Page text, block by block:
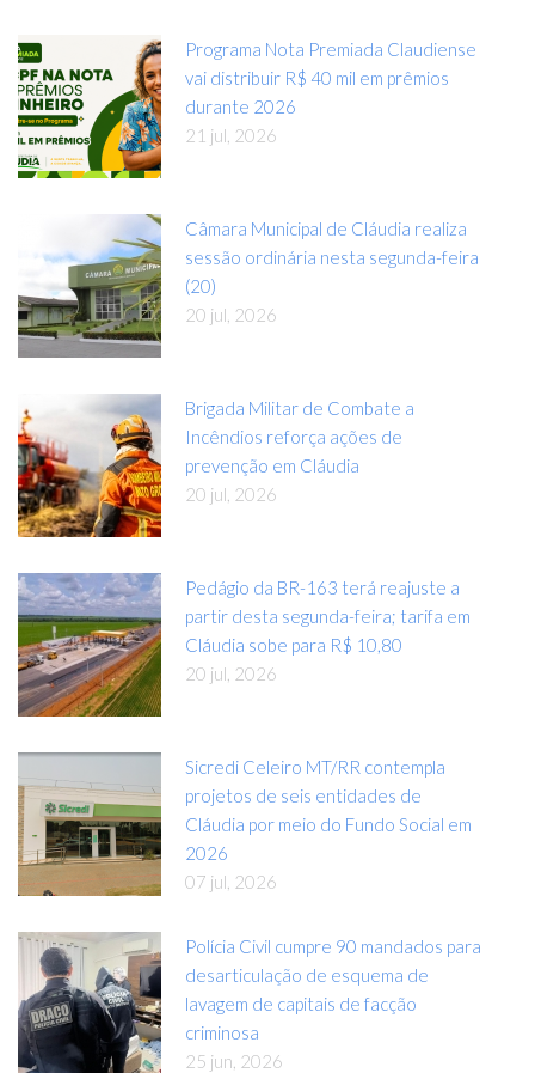
Programa Nota Premiada Claudiense
vai distribuir R$ 40 mil em prêmios
durante 2026
21 jul, 2026
Câmara Municipal de Cláudia realiza
sessão ordinária nesta segunda-feira
(20)
20 jul, 2026
Brigada Militar de Combate a
Incêndios reforça ações de
prevenção em Cláudia
20 jul, 2026
Pedágio da BR-163 terá reajuste a
partir desta segunda-feira; tarifa em
Cláudia sobe para R$ 10,80
20 jul, 2026
Sicredi Celeiro MT/RR contempla
projetos de seis entidades de
Cláudia por meio do Fundo Social em
2026
07 jul, 2026
Polícia Civil cumpre 90 mandados para
desarticulação de esquema de
lavagem de capitais de facção
criminosa
25 jun, 2026